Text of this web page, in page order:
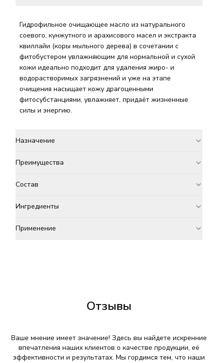
Гидрофильное очищающее масло из натурального
соевого, кунжутного и арахисового масел и экстракта
квиллайи (коры мыльного дерева) в сочетании с
фитобустером увлажняющим для нормальной и сухой
кожи идеально подходит для удаления жиро- и
водорастворимых загрязнений и уже на этапе
очищения насыщает кожу драгоценными
фитосубстанциями, увлажняет, придаёт жизненные
силы и энергию.
Назначение
Преимущества
Состав
Ингредиенты
Применение
Отзывы
Ваше мнение имеет значение! Здесь вы найдете искренние
впечатления наших клиентов о качестве продукции, её
эффективности и результатах. Мы гордимся тем, что наши